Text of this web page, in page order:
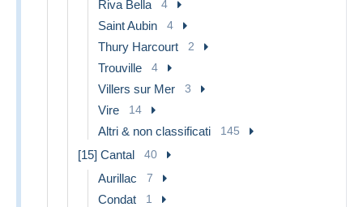
Riva Bella 4
Saint Aubin 4
Thury Harcourt 2
Trouville 4
Villers sur Mer 3
Vire 14
Altri & non classificati 145
[15] Cantal 40
Aurillac 7
Condat 1